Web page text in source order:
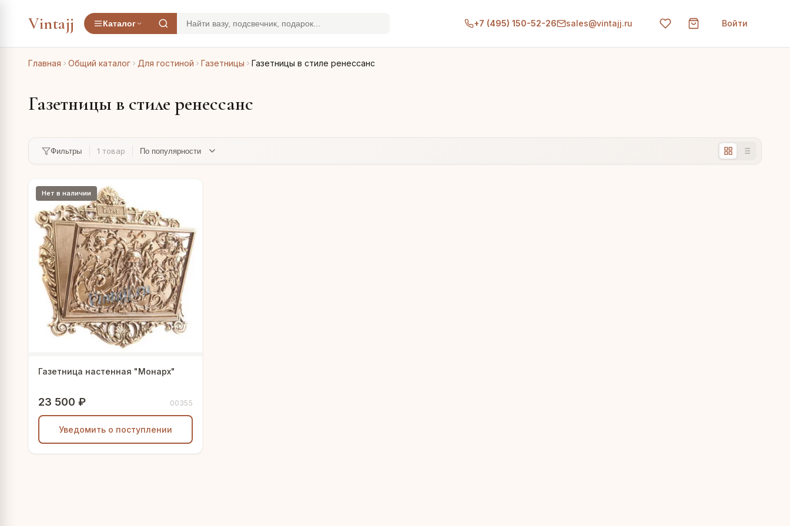
Vintajj Каталог +7 (495) 150-52-26 sales@vintajj.ru Войти
Главная Общий каталог Для гостиной Газетницы Газетницы в стиле ренессанс
Газетницы в стиле ренессанс
Фильтры 1 товар
Нет в наличии
Газетница настенная "Монарх"
23 500 ₽ 00355
Уведомить о поступлении